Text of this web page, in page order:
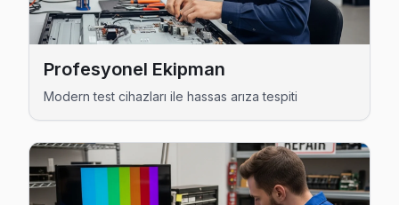
Yeni Dijitsu Anakart Tamiri →
Burhanlı mahallesi Dijitsu TV servisinde şeffaf çalışıyoruz:
Burhanlı Dijitsu Anakart Tamiri →
Çerkezmusabeyli Dijitsu Servis
Dijitsu marka TV'niz Çerkezmusabeyli'de çalışmıyorsa
Hayrabolu Dijitsu Servis →
Profesyonel Ekipman
Modern test cihazları ile hassas arıza tespiti